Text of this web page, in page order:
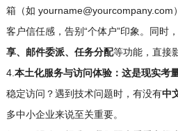
箱（如 yourname@yourcompany.com
客户信任感，告别“个体户”印象。同时
享、邮件委派、任务分配等功能，直接
4. 本土化服务与访问体验：这是现实考量
稳定访问？遇到技术问题时，有没有中
多中小企业来说至关重要。